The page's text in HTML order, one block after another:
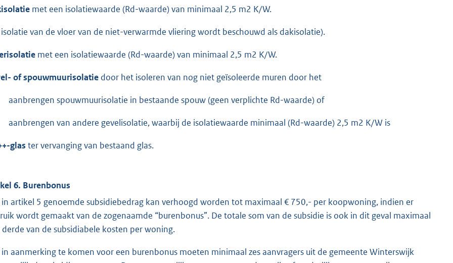
met een isolatiewaarde (Rd-waarde) van minimaal 2,5 m2 K/W.
van de vloer van de niet-verwarmde vliering wordt beschouwd als dakisolatie).
met een isolatiewaarde (Rd-waarde) van minimaal 2,5 m2 K/W.
of spouwmuurisolatie door het isoleren van nog niet geïsoleerde muren door het
aanbrengen spouwmuurisolatie in bestaande spouw (geen verplichte Rd-waarde) of
aanbrengen van andere gevelisolatie, waarbij de isolatiewaarde minimaal (Rd-waarde) 2,5 m2 K/W is
glas ter vervanging van bestaand glas.
6. Burenbonus
in artikel 5 genoemde subsidiebedrag kan verhoogd worden tot maximaal € 750,- per koopwoning, indien er
wordt gemaakt van de zogenaamde “burenbonus”. De totale som van de subsidie is ook in dit geval maximaal
derde van de subsidiabele kosten per woning.
in aanmerking te komen voor een burenbonus moeten minimaal zes aanvragers uit de gemeente Winterswijk